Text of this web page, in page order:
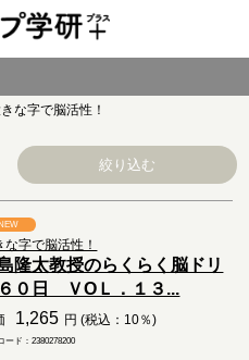
な字で脳活性！
絞り込む
NEW
な字で脳活性！
隆太教授のらくらく脳ドリ
０日 ＶОＬ．１３...
1,265 円 (税込：10％)
ード：2380278200